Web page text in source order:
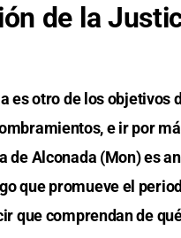
de la
es otro de los objetivos
e ir por
de Alconada (Mon) es
que promueve el
que comprendan de